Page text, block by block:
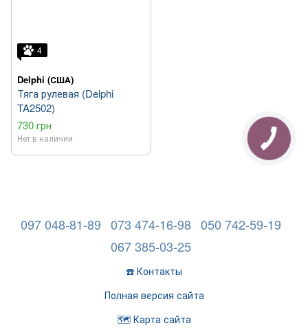
4
Delphi (США)
Тяга рулевая (Delphi
TA2502)
730 грн
Нет в наличии
097 048-81-89 073 474-16-98 050 742-59-19
067 385-03-25
☎️ Контакты
Полная версия сайта
🗺️ Карта сайта